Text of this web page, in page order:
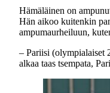
Hämäläinen on
Hän aikoo kuitenkin
ampumaurheiluun,
– Pariisi (olympialaiset
alkaa taas tsempata,